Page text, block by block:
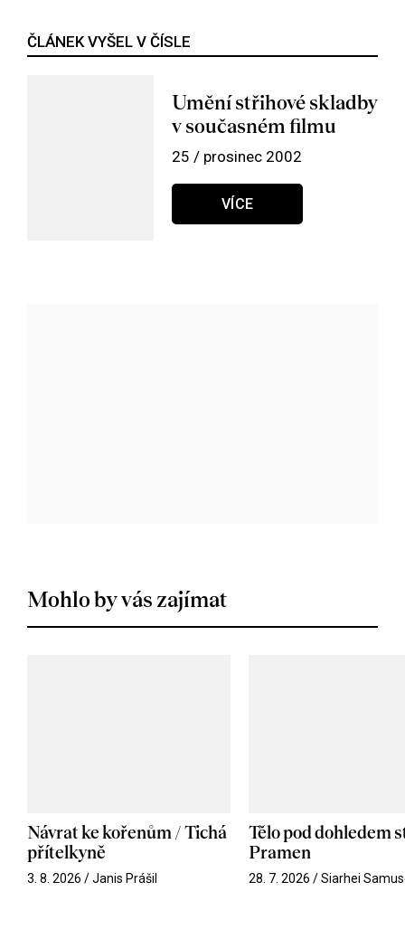
ČLÁNEK VYŠEL V ČÍSLE
Umění střihové skladby
v současném filmu
25 / prosinec 2002
VÍCE
Mohlo by vás zajímat
Návrat ke kořenům / Tichá
přítelkyně
3. 8. 2026 / Janis Prášil
Tělo pod dohledem
Pramen
28. 7. 2026 / Siarhei